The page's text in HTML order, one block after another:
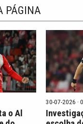
PÁGINA
o Al
30-07-2026 ·